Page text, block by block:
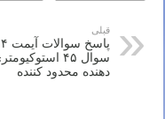
قبلی
سوال ۴۵
دهنده محدود کننده